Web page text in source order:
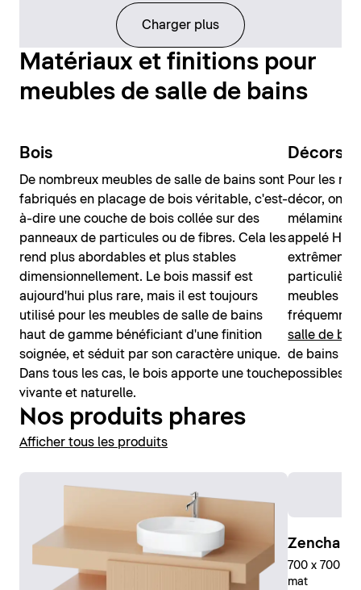
Charger plus
Matériaux et finitions pour
meubles de salle de bains
Bois
De nombreux meubles de salle de bains sont
fabriqués en placage de bois véritable, c'est-
à-dire une couche de bois collée sur des
panneaux de particules ou de fibres. Cela les
rend plus abordables et plus stables
dimensionnellement. Le bois massif est
aujourd'hui plus rare, mais il est toujours
utilisé pour les meubles de salle de bains
haut de gamme bénéficiant d'une finition
soignée, et séduit par son caractère unique.
Dans tous les cas, le bois apporte une touche
vivante et naturelle.
Décors
Pour les
décor, on
mélaminée
appelé
meubles de
salle de
de bains
possibles
Nos produits phares
Afficher tous les produits
Zencha
700 x 700
mat